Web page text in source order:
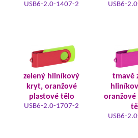
USB6-2.0-1407-2 USB6-
zelený hliníkový
kryt, oranžové
plastové tělo
USB6-2.0-1707-2
tmavě
oranžové
USB6-